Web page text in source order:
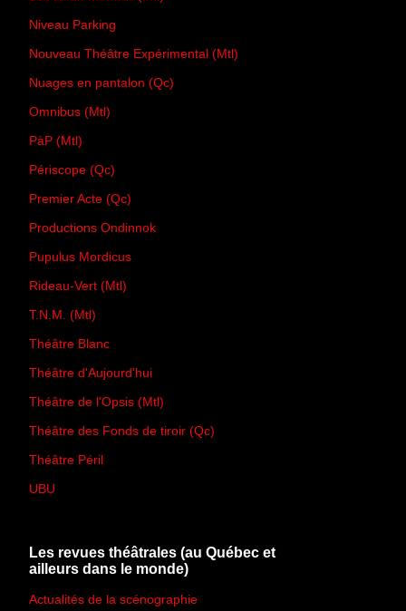
Niveau Parking
Nouveau Théâtre Expérimental (Mtl)
Nuages en pantalon (Qc)
Omnibus (Mtl)
PàP (Mtl)
Périscope (Qc)
Premier Acte (Qc)
Productions Ondinnok
Pupulus Mordicus
Rideau-Vert (Mtl)
T.N.M. (Mtl)
Théâtre Blanc
Théâtre d'Aujourd'hui
Théâtre de l'Opsis (Mtl)
Théâtre des Fonds de tiroir (Qc)
Théâtre Péril
UBU
Les revues théâtrales (au Québec et
ailleurs dans le monde)
Actualités de la scénographie